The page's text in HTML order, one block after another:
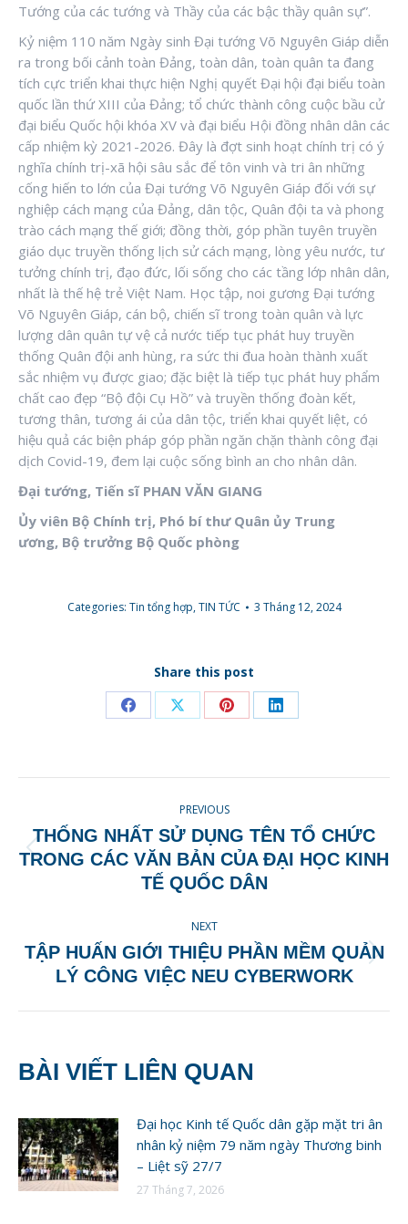
Tướng của các tướng và Thầy của các bậc thầy quân sự”.
Kỷ niệm 110 năm Ngày sinh Đại tướng Võ Nguyên Giáp diễn
ra trong bối cảnh toàn Đảng, toàn dân, toàn quân ta đang
tích cực triển khai thực hiện Nghị quyết Đại hội đại biểu toàn
quốc lần thứ XIII của Đảng; tổ chức thành công cuộc bầu cử
đại biểu Quốc hội khóa XV và đại biểu Hội đồng nhân dân các
cấp nhiệm kỳ 2021-2026. Đây là đợt sinh hoạt chính trị có ý
nghĩa chính trị-xã hội sâu sắc để tôn vinh và tri ân những
cống hiến to lớn của Đại tướng Võ Nguyên Giáp đối với sự
nghiệp cách mạng của Đảng, dân tộc, Quân đội ta và phong
trào cách mạng thế giới; đồng thời, góp phần tuyên truyền
giáo dục truyền thống lịch sử cách mạng, lòng yêu nước, tư
tưởng chính trị, đạo đức, lối sống cho các tầng lớp nhân dân,
nhất là thế hệ trẻ Việt Nam. Học tập, noi gương Đại tướng
Võ Nguyên Giáp, cán bộ, chiến sĩ trong toàn quân và lực
lượng dân quân tự vệ cả nước tiếp tục phát huy truyền
thống Quân đội anh hùng, ra sức thi đua hoàn thành xuất
sắc nhiệm vụ được giao; đặc biệt là tiếp tục phát huy phẩm
chất cao đẹp “Bộ đội Cụ Hồ” và truyền thống đoàn kết,
tương thân, tương ái của dân tộc, triển khai quyết liệt, có
hiệu quả các biện pháp góp phần ngăn chặn thành công đại
dịch Covid-19, đem lại cuộc sống bình an cho nhân dân.
Đại tướng, Tiến sĩ PHAN VĂN GIANG
Ủy viên Bộ Chính trị, Phó bí thư Quân ủy Trung
ương, Bộ trưởng Bộ Quốc phòng
Categories: Tin tổng hợp,TIN TỨC 3 Tháng 12, 2024
Share this post
Share Share Share Share
NAVIGATION
PREVIOUS
Previous
post:
THỐNG NHẤT SỬ DỤNG TÊN TỔ CHỨC
TRONG CÁC VĂN BẢN CỦA ĐẠI HỌC KINH
TẾ QUỐC DÂN
NEXT
Next
post:
TẬP HUẤN GIỚI THIỆU PHẦN MỀM QUẢN
LÝ CÔNG VIỆC NEU CYBERWORK
BÀI VIẾT LIÊN QUAN
Đại học Kinh tế Quốc dân gặp mặt tri ân
nhân kỷ niệm 79 năm ngày Thương binh
– Liệt sỹ 27/7
27 Tháng 7, 2026